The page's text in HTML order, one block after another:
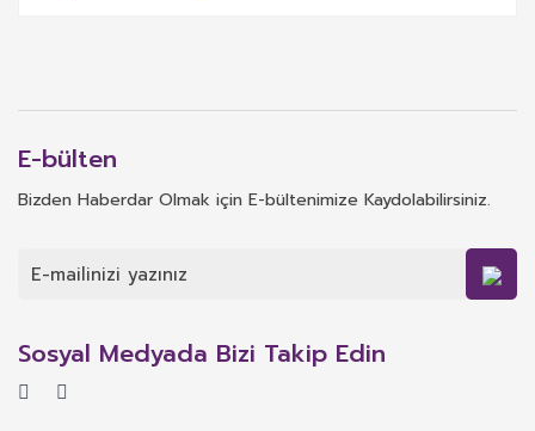
E-bülten
Bizden Haberdar Olmak için E-bültenimize Kaydolabilirsiniz.
Sosyal Medyada Bizi Takip Edin